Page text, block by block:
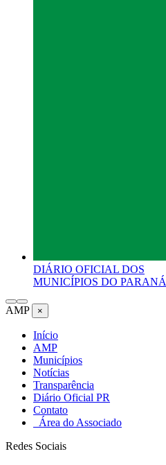
DIÁRIO OFICIAL DOS
MUNICÍPIOS DO PARANÁ
AMP ×
Início
AMP
Municípios
Notícias
Transparência
Diário Oficial PR
Contato
Área do Associado
Redes Sociais